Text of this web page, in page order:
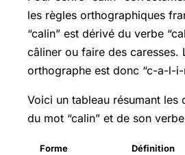
les règles orthographiques
“calin” est dérivé du verbe
câliner ou faire des caresses.
orthographe est donc “c-a-l-i-
Voici un tableau résumant les
du mot “calin” et de son
Forme
Définition